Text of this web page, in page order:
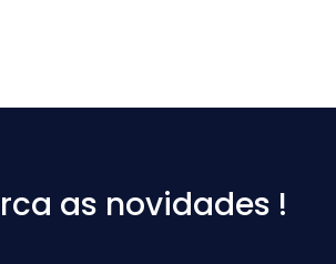
as novidades !